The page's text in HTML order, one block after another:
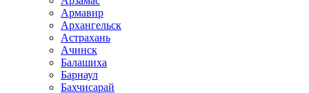
Армавир
Архангельск
Астрахань
Ачинск
Балашиха
Барнаул
Бахчисарай